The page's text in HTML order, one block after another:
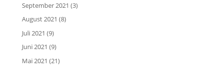
September 2021 (3)
August 2021 (8)
Juli 2021 (9)
Juni 2021 (9)
Mai 2021 (21)